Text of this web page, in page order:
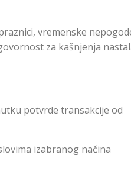
vremenske
za kašnjenja
potvrde transakcije od
izabranog načina